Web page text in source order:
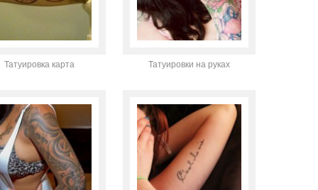
Татуировка карта Татуировки на руках